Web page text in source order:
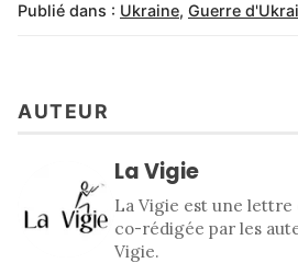
Publié dans : Ukraine, Guerre
AUTEUR
La Vigie
La Vigie est une lettre
co-rédigée par les
Vigie.